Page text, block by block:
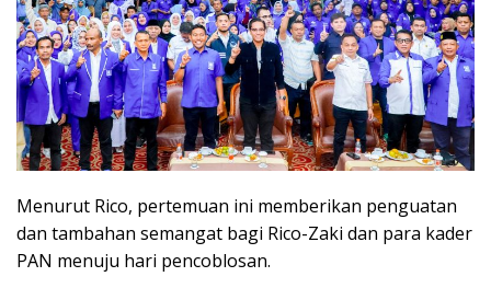
Menurut Rico, pertemuan ini memberikan penguatan
dan tambahan semangat bagi Rico-Zaki dan para kader
PAN menuju hari pencoblosan.